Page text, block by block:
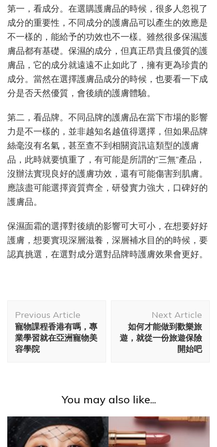
這
幾
大
細
節
第一，看成分。在選購護膚品的時候，很多人忽視了
成分的重要性，不同成分的護膚品可以產生的效應是
不一樣的，能給予的功效也不一樣。雖然很多保濕護
膚品都有基礎。保濕的成分，但真正昂貴且優質的護
膚品，它的成分就遠遠不止如此了，擁有更為珍貴的
成分。當然在選擇護膚品成分的時候，也要看一下成
分是否天然優質，會後續的護膚體驗。
第二，看品牌。不同品牌的護膚品在當下市場的影響
力是不一樣的，並非越知名越值得選擇，但如果品牌
絲毫沒有名氣，甚至查不到相關資訊這類型的護膚
品，此時就要慎重了，有可能是所謂的“三無”產品，
沒辦法實現良好的護膚功效，還有可能傷害到肌膚。
應該盡可能選擇資質齊全，研發實力強大，口碑好的
護膚品。
保濕面霜的選擇對後續的影響可大可小，在想要好好
護膚，想要實現深層滋養，深層補水目的的時候，要
認真挑選，在選對成分選對品牌時護膚效果會更好。
Navigation
Previous Article
寵物課程香港有嗎，專
業學習就在亞洲寵物美
容學院
Next Article
如何才能做到歡樂旅
遊，就從一份旅遊保險
開始吧
You may also like...